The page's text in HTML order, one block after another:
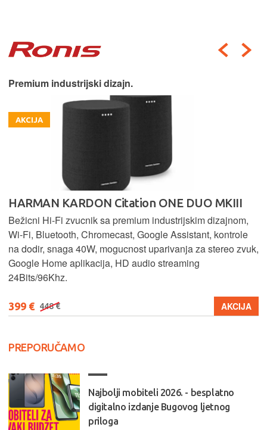
Premium industrijski dizajn.
AKCIJA
HARMAN KARDON Citation ONE DUO MKIII
Bežicni Hi-Fi zvucnik sa premium industrijskim dizajnom,
Wi-Fi, Bluetooth, Chromecast, Google Assistant, kontrole
na dodir, snaga 40W, mogucnost uparivanja za stereo zvuk,
Google Home aplikacija, HD audio streaming
24Bits/96Khz.
399 € 448 € AKCIJA
PREPORUČAMO
Najbolji mobiteli 2026. - besplatno
digitalno izdanje Bugovog ljetnog
priloga